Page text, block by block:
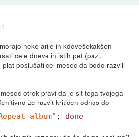
neke arije in kdovešekakšen
cele dneve in istih pet (pazi,
poslušati cel mesec da bodo razvili
otrok pravi da je sit tega tvojega
že razvit kritičen odnos do
album" ; done